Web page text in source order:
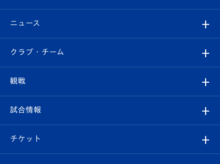
ニュース
すべて
クラブ
試合情報
クラブ・チーム
クラブ概要
エンブレム紹介
観戦
観戦ルール
はじめての観戦ガイド
試合情報
試合日程/結果
チケット